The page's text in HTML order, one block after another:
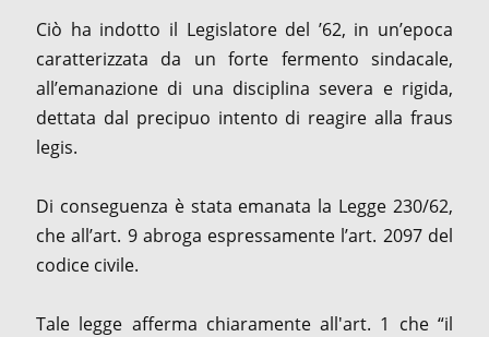
Ciò ha indotto il Legislatore del ’62, in un’epoca
caratterizzata da un forte fermento sindacale,
all’emanazione di una disciplina severa e rigida,
dettata dal precipuo intento di reagire alla fraus
legis.
Di conseguenza è stata emanata la Legge 230/62,
che all’art. 9 abroga espressamente l’art. 2097 del
codice civile.
Tale legge afferma chiaramente all'art. 1 che “il